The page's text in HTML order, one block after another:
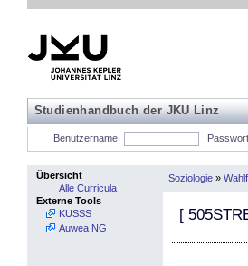
Studienhandbuch der JKU Linz
Benutzername Passwort
Übersicht
Alle Curricula
Externe Tools
KUSSS
Auwea NG
Soziologie »
[